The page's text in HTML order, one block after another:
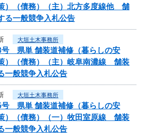
）（債務）（主）北方多度線他 舗
る一般競争入札公告
大垣土木事務所
号 県単 舗装道補修（暮らしの安
）（債務）（主）岐阜南濃線 舗装
一般競争入札公告
大垣土木事務所
号 県単 舗装道補修（暮らしの安
）（債務）（一）牧田室原線 舗装
一般競争入札公告